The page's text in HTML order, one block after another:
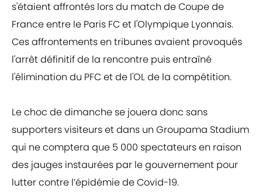
s'étaient affrontés lors du match de Coupe de
France entre le Paris FC et l'Olympique Lyonnais.
Ces affrontements en tribunes avaient provoqués
l'arrêt définitif de la rencontre puis entraîné
l'élimination du PFC et de l'OL de la compétition.
Le choc de dimanche se jouera donc sans
supporters visiteurs et dans un Groupama Stadium
qui ne comptera que 5 000 spectateurs en raison
des jauges instaurées par le gouvernement pour
lutter contre l’épidémie de Covid-19.